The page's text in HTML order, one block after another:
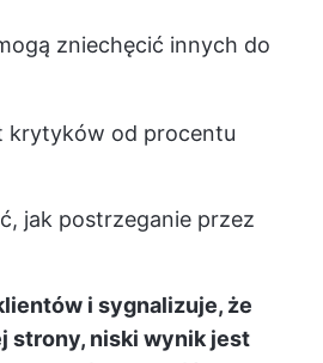
zniechęcić innych do
krytyków od procentu
jak postrzeganie przez
i sygnalizuje, że
strony, niski wynik jest